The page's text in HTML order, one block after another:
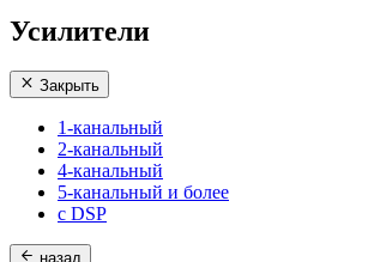
Усилители
Закрыть
1-канальный
2-канальный
4-канальный
5-канальный и более
с DSP
назад